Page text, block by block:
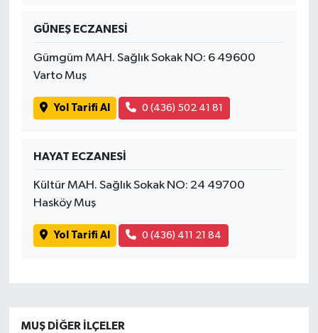
GÜNEŞ ECZANESİ
Gümgüm MAH. Sağlık Sokak NO: 6 49600
Varto Muş
Yol Tarifi Al 0 (436) 502 41 81
HAYAT ECZANESİ
Kültür MAH. Sağlık Sokak NO: 24 49700
Hasköy Muş
Yol Tarifi Al 0 (436) 411 21 84
MUŞ DIĞER İLÇELER